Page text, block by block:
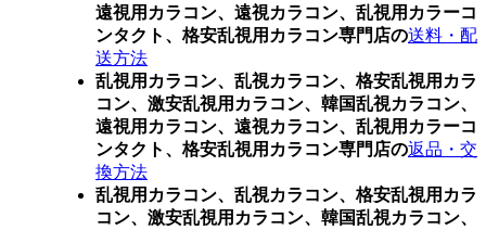
遠視用カラコン、遠視カラコン、乱視用カラーコ
ンタクト、格安乱視用カラコン専門店の送料・配
送方法
乱視用カラコン、乱視カラコン、格安乱視用カラ
コン、激安乱視用カラコン、韓国乱視カラコン、
遠視用カラコン、遠視カラコン、乱視用カラーコ
ンタクト、格安乱視用カラコン専門店の返品・交
換方法
乱視用カラコン、乱視カラコン、格安乱視用カラ
コン、激安乱視用カラコン、韓国乱視カラコン、